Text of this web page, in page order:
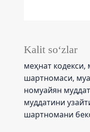
Kalit so‘zlar
меҳнат кодекси,
шартномаси,
номуайян
муддатини
шартномани